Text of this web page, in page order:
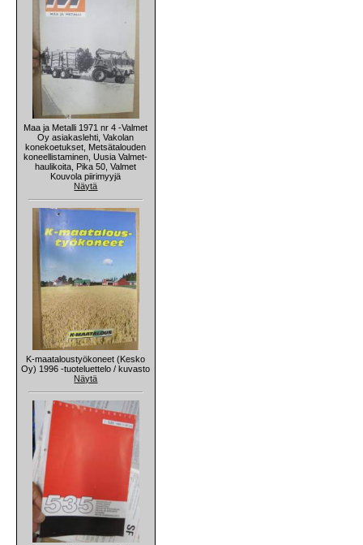
Maa ja Metalli 1971 nr 4 -Valmet
Oy asiakaslehti, Vakolan
konekoetukset, Metsätalouden
koneellistaminen, Uusia Valmet-
haulikoita, Pika 50, Valmet
Kouvola piirimyyjä
Näytä
K-maataloustyökoneet (Kesko
Oy) 1996 -tuoteluettelo / kuvasto
Näytä